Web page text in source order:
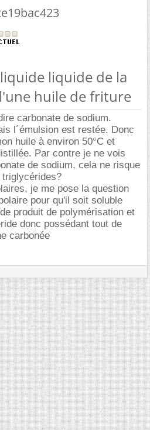
liquide de la
huile de friture
carbonate de sodium.
l´émulsion est restée. Donc
huile à environ 50°C et
Par contre je ne vois
de sodium, cela ne risque
triglycérides?
je me pose la question
pour qu'il soit soluble
produit de polymérisation et
donc possédant tout de
carbonée